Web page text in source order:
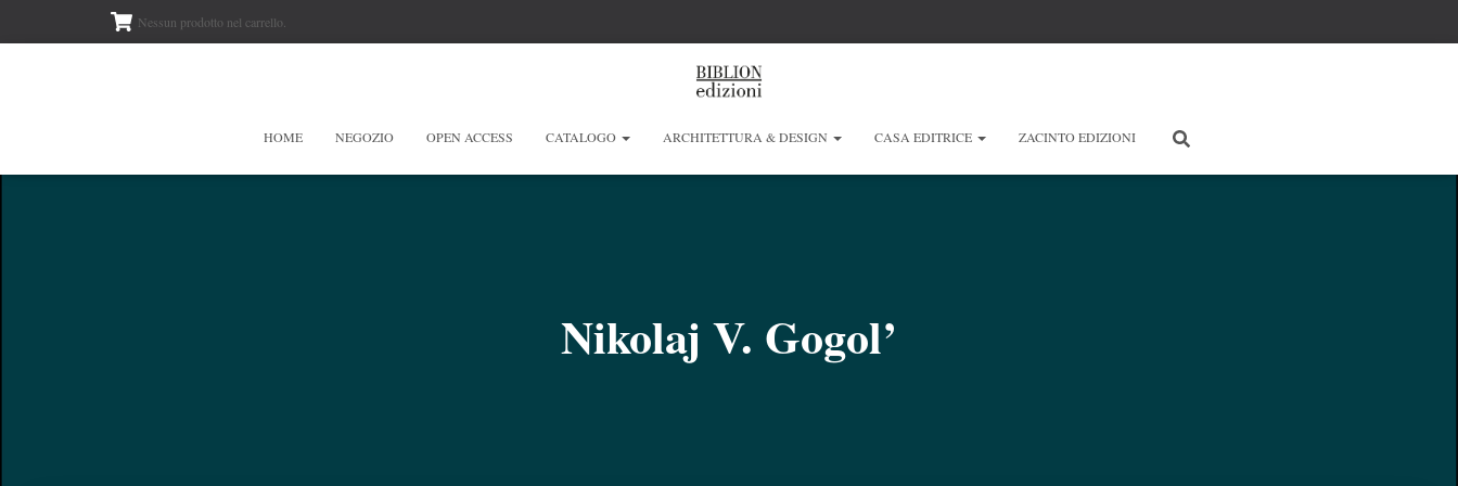
Nessun prodotto nel carrello.
HOME NEGOZIO OPEN ACCESS CATALOGO ARCHITETTURA & DESIGN CASA EDITRICE ZACINTO EDIZIONI
Nikolaj V. Gogol’